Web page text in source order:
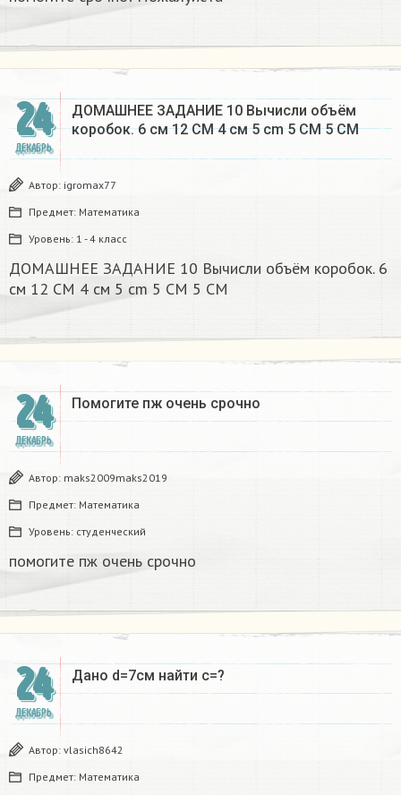
24
ДЕКАБРЬ
ДОМАШНЕЕ ЗАДАНИЕ 10 Вычисли объём
коробок. 6 см 12 CM 4 см 5 cm 5 CM 5 CM​
Автор: igromax77
Предмет: Математика
Уровень: 1 - 4 класс
ДОМАШНЕЕ ЗАДАНИЕ 10 Вычисли объём коробок. 6
см 12 CM 4 см 5 cm 5 CM 5 CM​
24
ДЕКАБРЬ
Помогите пж очень срочно​
Автор: maks2009maks2019
Предмет: Математика
Уровень: студенческий
помогите пж очень срочно​
24
ДЕКАБРЬ
Дано d=7см найти с=?​
Автор: vlasich8642
Предмет: Математика